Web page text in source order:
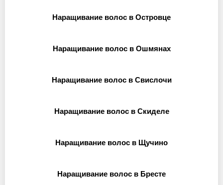
Наращивание волос в Островце
Наращивание волос в Ошмянах
Наращивание волос в Свислочи
Наращивание волос в Скиделе
Наращивание волос в Щучино
Наращивание волос в Бресте